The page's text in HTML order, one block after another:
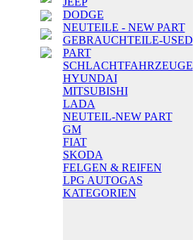
DODGE
NEUTEILE - NEW PART
GEBRAUCHTEILE-USED
PART
SCHLACHTFAHRZEUGE
HYUNDAI
MITSUBISHI
LADA
NEUTEIL-NEW PART
GM
FIAT
SKODA
FELGEN & REIFEN
LPG AUTOGAS
KATEGORIEN